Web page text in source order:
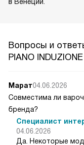
Вопросы и
PIANO
Марат04.06.2026
Совместима ли
бренда?
Специалист
04.06.2026
Да. Некоторые